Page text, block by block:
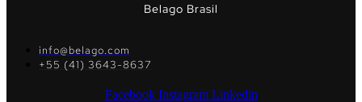
Belago Brasil
info@belago.com
+55 (41) 3643-8637
Facebook Instagram Linkedin